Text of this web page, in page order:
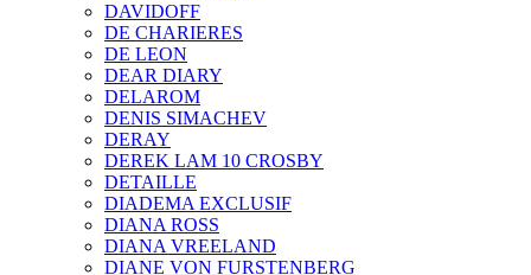
DAVIDOFF
DE CHARIERES
DE LEON
DEAR DIARY
DELAROM
DENIS SIMACHEV
DERAY
DEREK LAM 10 CROSBY
DETAILLE
DIADEMA EXCLUSIF
DIANA ROSS
DIANA VREELAND
DIANE VON FURSTENBERG